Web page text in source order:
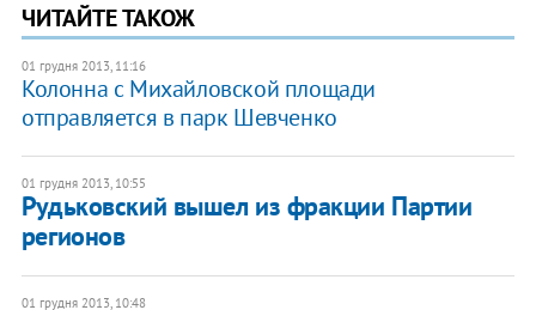
ЧИТАЙТЕ ТАКОЖ
01 грудня 2013, 11:16
Колонна с Михайловской площади
отправляется в парк Шевченко
01 грудня 2013, 10:55
Рудьковский вышел из фракции Партии
регионов
01 грудня 2013, 10:48